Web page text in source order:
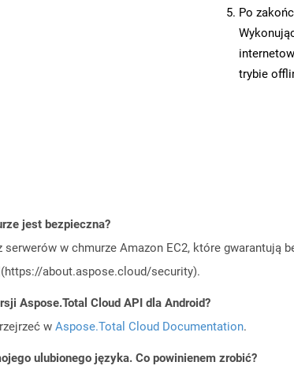
Po
trybie
jest bezpieczna?
w chmurze Amazon EC2, które gwarantują
about.aspose.cloud/security).
Aspose.Total Cloud API dla Android?
w Aspose.Total Cloud Documentation.
ulubionego języka. Co powinienem zrobić?